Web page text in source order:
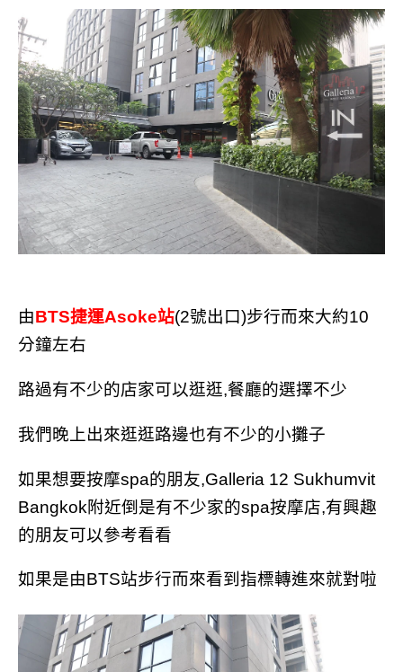
由BTS捷運Asoke站(2號出口)步行而來大約10
分鐘左右
路過有不少的店家可以逛逛,餐廳的選擇不少
我們晚上出來逛逛路邊也有不少的小攤子
如果想要按摩spa的朋友,Galleria 12 Sukhumvit
Bangkok附近倒是有不少家的spa按摩店,有興趣
的朋友可以參考看看
如果是由BTS站步行而來看到指標轉進來就對啦